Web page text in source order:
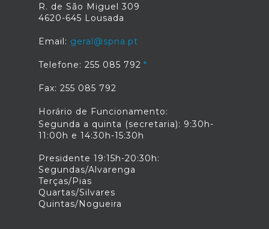
R. de São Miguel 309
4620-645 Lousada
Email: geral@spna.pt
Telefone: 255 085 792
Fax: 255 085 792
Horário de Funcionamento:
Segunda a quinta (secretaria): 9:30h-
11:00h e 14:30h-15:30h
Presidente 19:15h-20:30h:
Segundas/Alvarenga
Terças/Pias
Quartas/Silvares
Quintas/Nogueira